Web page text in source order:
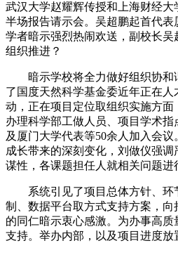
武汉大学赵耀辉传授和上海财经
半场报告请示会。吴超鹏起首代
学者暗示强烈热闹欢送，副校长
组织推进？
暗示学校将全力做好组织协和
了国度天然科学基金委近年正在
动，正在项目定位取组织实施方
办理科学部工做人员、项目学术
及厦门大学代表等50余人加入会
成长带来的深刻变化，刘做仪强
谋性，各课题担任人就相关问题进
系统引见了项目总体方针、环
制、数据平台取方式支持方案，
的同仁暗示衷心感激。为办事高
支持。举办内部，以及项目进度放